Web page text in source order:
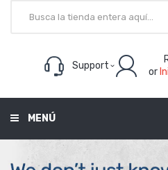
Support
or
MENÚ